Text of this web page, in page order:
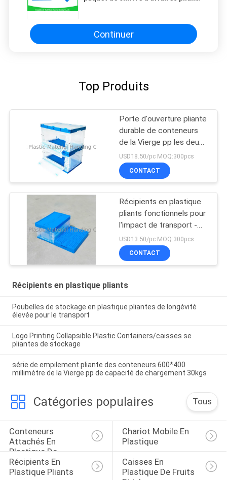
Continuer
Top Produits
Porte d'ouverture pliante
durable de conteneurs
de la Vierge pp les deux
côtés
USD18.50/pc MOQ:300pcs
CONTACT
Récipients en plastique
pliants fonctionnels pour
l'impact de transport -
résistance
USD13.50/pc MOQ:300pcs
CONTACT
Récipients en plastique pliants
Poubelles de stockage en plastique pliantes de longévité
élevée pour le transport
Logo Printing Collapsible Plastic Containers/caisses se
pliantes de stockage
série de empilement pliante des conteneurs 600*400
millimètre de la Vierge pp de capacité de chargement 30kgs
Catégories populaires Tous
Conteneurs
Attachés En
Plastique De
Couvercle
Chariot Mobile En
Plastique
Récipients En
Plastique Pliants
Caisses En
Plastique De Fruits